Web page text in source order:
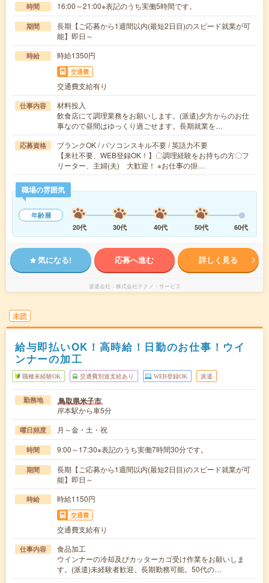
時間 16:00～21:00※表記のうち実働5時間です。
期間
長期【ご応募から1週間以内(最短2日目)のスピード就業が可
能】即日～
時給 時給1350円
交通費
交通費支給有り
仕事内容
材料投入
飲食店にて調理業務をお願いします。(派遣)夕方からのお仕
事なので昼間はゆっくり過ごせます。長期就業を…
応募資格
ブランクOK / パソコンスキル不要 / 英語力不要
【来社不要、WEB登録OK！】〇調理経験をお持ちの方〇フ
リーター、主婦(夫) 大歓迎！ ※お仕事の掛…
職場の雰囲気
年齢層
20代
30代 40代 50代 60代
気になる! 応募へ進む 詳しく見る
派遣会社 株式会社テクノ・サービス
未読
給与即払いOK！高時給！日勤のお仕事！ウイ
ンナーの加工
職種未経験OK 交通費別途支給あり WEB登録OK 派遣
勤務地 鳥取県米子市
岸本駅から車5分
曜日頻度 月～金・土・祝
時間 9:00～17:30※表記のうち実働7時間30分です。
期間
長期【ご応募から1週間以内(最短2日目)のスピード就業が可
能】即日～
時給 時給1150円
交通費
交通費支給有り
仕事内容
食品加工
ウインナーの冷却及びカッターカゴ受け作業をお願いしま
す。(派遣)未経験者歓迎。長期勤務可能。50代の…